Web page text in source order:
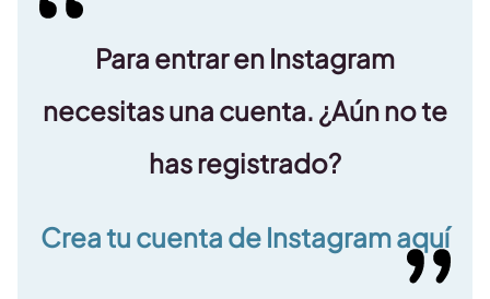
Para entrar en Instagram
necesitas una cuenta. ¿Aún no te
has registrado?
Crea tu cuenta de Instagram aquí